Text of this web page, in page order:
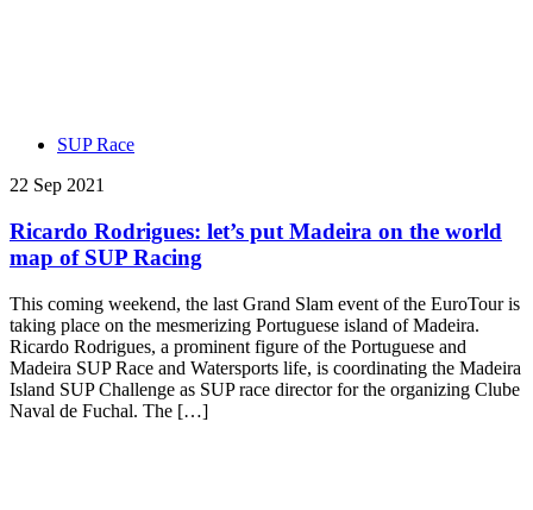
SUP Race
22 Sep 2021
Ricardo Rodrigues: let’s put Madeira on the world
map of SUP Racing
This coming weekend, the last Grand Slam event of the EuroTour is
taking place on the mesmerizing Portuguese island of Madeira.
Ricardo Rodrigues, a prominent figure of the Portuguese and
Madeira SUP Race and Watersports life, is coordinating the Madeira
Island SUP Challenge as SUP race director for the organizing Clube
Naval de Fuchal. The […]